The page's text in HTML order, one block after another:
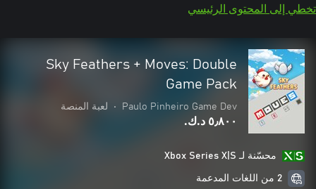
تخطي إلى المحتوى الرئيسي
Sky Feathers + Moves: Double
Game Pack
Paulo Pinheiro Game Dev
• لعبة المنصة
٥٫٨٠٠ د.ك.‏
محسّنة لـ Xbox Series X|S
2 من اللغات المدعمة